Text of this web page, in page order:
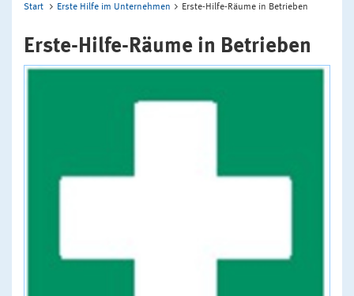
Start Erste Hilfe im Unternehmen Erste-Hilfe-Räume in Betrieben
Erste-Hilfe-Räume in Betrieben